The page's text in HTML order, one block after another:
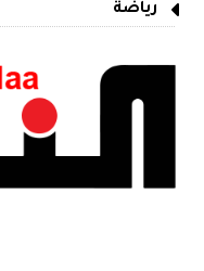
رياضة